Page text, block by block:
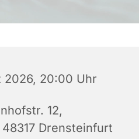
2026, 20:00 Uhr
12,
Drensteinfurt